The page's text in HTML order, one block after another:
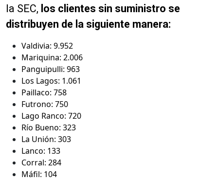
la SEC, los clientes sin suministro se
distribuyen de la siguiente manera:
Valdivia: 9.952
Mariquina: 2.006
Panguipulli: 963
Los Lagos: 1.061
Paillaco: 758
Futrono: 750
Lago Ranco: 720
Río Bueno: 323
La Unión: 303
Lanco: 133
Corral: 284
Máfil: 104